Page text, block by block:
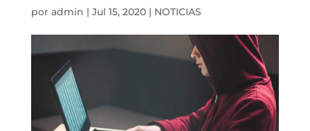
por admin | Jul 15, 2020| NOTICIAS